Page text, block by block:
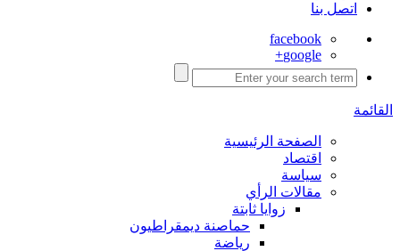
اتصل بنا
facebook
google+
القائمة
الصفحة الرئيسية
اقتصاد
سياسة
مقالات الرأي
زوايا ثابتة
حماصنة ديمقراطيون
رياضة